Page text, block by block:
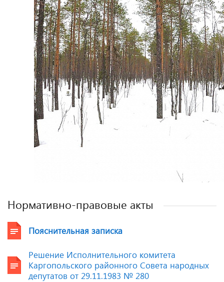
Нормативно-правовые акты
Пояснительная записка
Решение Исполнительного комитета
Каргопольского районного Совета народных
депутатов от 29.11.1983 № 280